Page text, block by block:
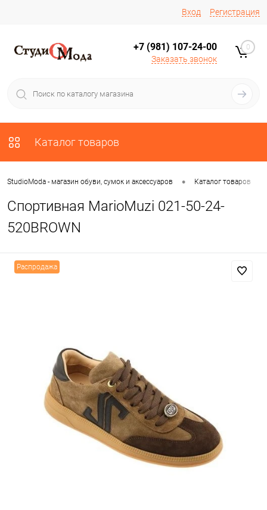
Вход Регистрация
+7 (981) 107-24-00
Заказать звонок
0
Каталог товаров
StudioModa - магазин обуви, сумок и аксессуаров • Каталог товаров
Спортивная MarioMuzi 021-50-24-
520BROWN
Распродажа